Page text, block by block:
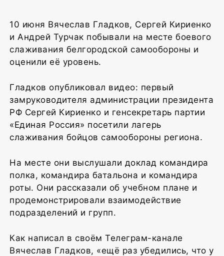
10 июня Вячеслав Гладков, Сергей Кириенко
и Андрей Турчак побывали на месте боевого
слаживания белгородской самообороны и
оценили её уровень.
Гладков опубликовал видео: первый
замруководителя администрации президента
РФ Сергей Кириенко и генсекретарь партии
«Единая Россия» посетили лагерь
слаживания бойцов самообороны региона.
На месте они выслушали доклад командира
полка, командира батальона и командира
роты. Они рассказали об учебном плане и
продемонстрировали взаимодействие
подразделений и групп.
Как написал в своём Телеграм-канале
Вячеслав Гладков, «ещё раз убедились, что у